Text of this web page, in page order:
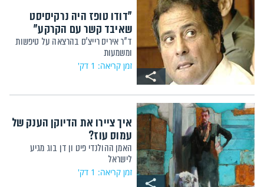
"דודו טופז היה נרקיסיסט
שאיבד קשר עם הקרקע"
ד"ר איריס רייצ'ס בהרצאה על טיפשות
ומשמעות
זמן קריאה: 1 דק'
איך ציירו את הדיוקן הענק של
עמוס עוז?
האמן ההולנדי פיט ון דן בוג מגיע
לישראל
זמן קריאה: 1 דק'